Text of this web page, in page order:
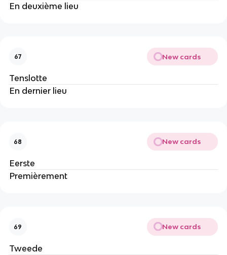
En deuxième lieu
67 New cards
Tenslotte
En dernier lieu
68 New cards
Eerste
Premièrement
69 New cards
Tweede